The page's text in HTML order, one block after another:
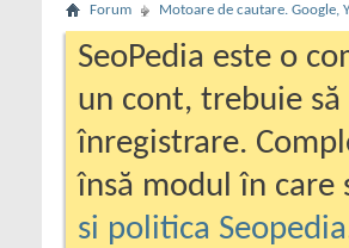
Forum Motoare de cautare. Google,
SeoPedia este o
un cont, trebuie
înregistrare.
însă modul în
si politica Seopedia